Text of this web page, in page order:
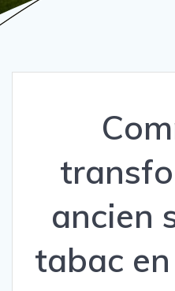
ancien
tabac